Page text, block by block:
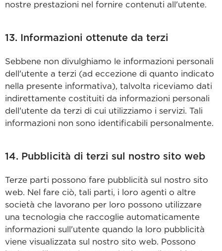
nostre prestazioni nel fornire contenuti all'utente.
13. Informazioni ottenute da terzi
Sebbene non divulghiamo le informazioni personali
dell'utente a terzi (ad eccezione di quanto indicato
nella presente informativa), talvolta riceviamo dati
indirettamente costituiti da informazioni personali
dell'utente da terzi di cui utilizziamo i servizi. Tali
informazioni non sono identificabili personalmente.
14. Pubblicità di terzi sul nostro sito web
Terze parti possono fare pubblicità sul nostro sito
web. Nel fare ciò, tali parti, i loro agenti o altre
società che lavorano per loro possono utilizzare
una tecnologia che raccoglie automaticamente
informazioni sull'utente quando la loro pubblicità
viene visualizzata sul nostro sito web. Possono